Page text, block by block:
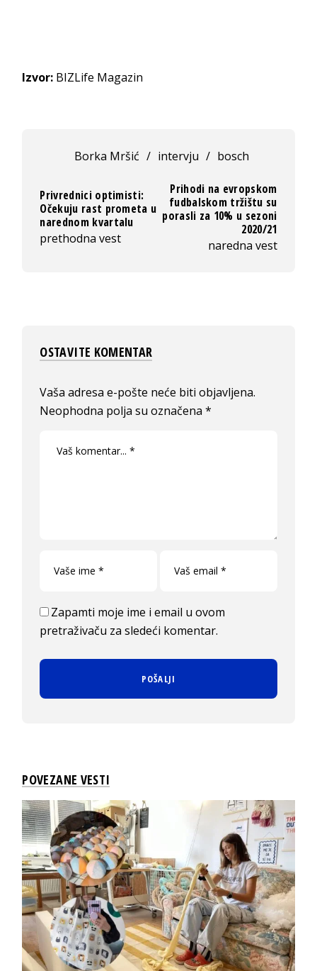
Izvor: BIZLife Magazin
Borka Mršić / intervju / bosch
Privrednici optimisti:
Očekuju rast prometa u
narednom kvartalu
prethodna vest
Prihodi na evropskom
fudbalskom tržištu su
porasli za 10% u sezoni
2020/21
naredna vest
OSTAVITE KOMENTAR
Vaša adresa e-pošte neće biti objavljena.
Neophodna polja su označena*
Zapamti moje ime i email u ovom
pretraživaču za sledeći komentar.
POVEZANE VESTI